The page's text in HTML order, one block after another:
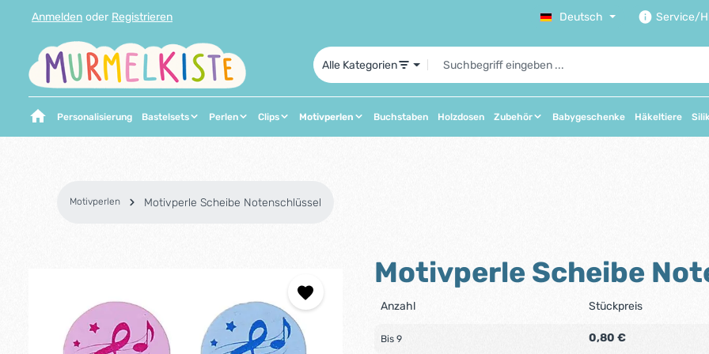
Hauptinhalt springen
Zur Suche springen
Zur Hauptnavigation springen
Anmelden oder Registrieren Deutsch Service/
Alle Kategorien
Personalisierung Bastelsets Perlen Clips Motivperlen Buchstaben Holzdosen Zubehör Babygeschenke Häkeltiere
Motivperlen Motivperle Scheibe Notenschlüssel
Motivperle Scheibe
Anzahl Stückpreis
Bis9 0,80 €